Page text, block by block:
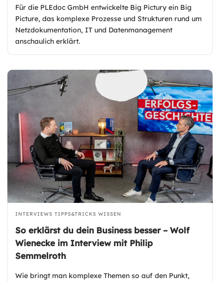
Für die PLEdoc GmbH entwickelte Big Pictury ein Big
Picture, das komplexe Prozesse und Strukturen rund um
Netzdokumentation, IT und Datenmanagement
anschaulich erklärt.
INTERVIEWS TIPPS&TRICKS WISSEN
So erklärst du dein Business besser – Wolf
Wienecke im Interview mit Philip
Semmelroth
Wie bringt man komplexe Themen so auf den Punkt,